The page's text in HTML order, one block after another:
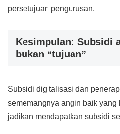
persetujuan pengurusan.
Kesimpulan: Subsidi
bukan “tujuan”
Subsidi digitalisasi dan
sememangnya angin baik yang
jadikan mendapatkan subsidi